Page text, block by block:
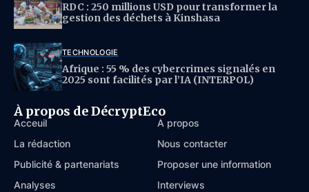
RDC : 250 millions USD pour transformer la
gestion des déchets à Kinshasa
TECHNOLOGIE
Afrique : 55 % des cybercrimes signalés en
2025 sont facilités par l’IA (INTERPOL)
À propos de DécryptEco
Acceuil
À propos
La rédaction
Nous contacter
Publicité & partenariats
Proposer une information
Analyses
Interviews